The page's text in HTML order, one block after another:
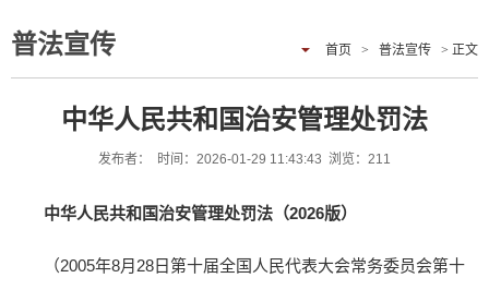
普法宣传 首页 > 普法宣传 > 正文
中华人民共和国治安管理处罚法
发布者： 时间：2026-01-29 11:43:43 浏览： 211
中华人民共和国治安管理处罚法（2026版）
（2005年8月28日第十届全国人民代表大会常务委员会第十